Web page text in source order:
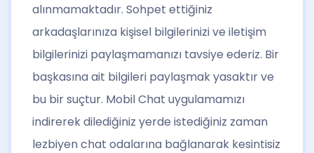
alınmamaktadır. Sohpet ettiğiniz
arkadaşlarınıza kişisel bilgilerinizi ve iletişim
bilgilerinizi paylaşmamanızı tavsiye ederiz. Bir
başkasına ait bilgileri paylaşmak yasaktır ve
bu bir suçtur. Mobil Chat uygulamamızı
indirerek dilediğiniz yerde istediğiniz zaman
lezbiyen chat odalarına bağlanarak kesintisiz